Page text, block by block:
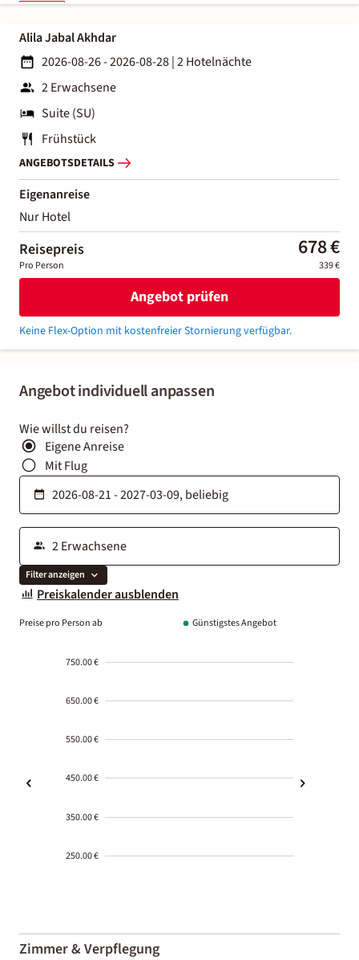
Angebot individuell anpassen
Wie willst du reisen?
Eigene Anreise
Mit Flug
Filter anzeigen
Preiskalender ausblenden
Preise pro Person ab Günstigstes Angebot
750.00 €
650.00 €
550.00 €
450.00 €
350.00 €
250.00 €
01-02
Zimmer & Verpflegung
Alila Jabal Akhdar
2026-08-26 - 2026-08-28|2 Hotelnächte
2 Erwachsene
Suite (SU)
Frühstück
ANGEBOTSDETAILS
Eigenanreise
Nur Hotel
Reisepreis 678 €
Pro Person 339 €
Angebot prüfen
Keine Flex-Option mit kostenfreier Stornierung verfügbar.